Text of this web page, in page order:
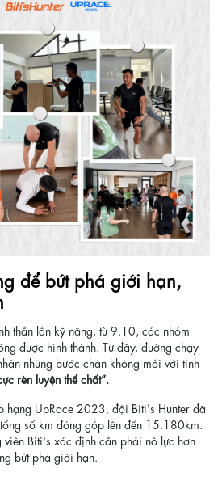
để bứt phá giới hạn,
thần lẫn kỹ năng, từ 9.10, các nhóm
được hình thành. Từ đây, đường chạy
những bước chân không mỏi với tinh
rèn luyện thể chất”.
UpRace 2023, đội Biti's Hunter đã
số km đóng góp lên đến 15.180km.
Biti's xác định cần phải nỗ lực hơn
bứt phá giới hạn.